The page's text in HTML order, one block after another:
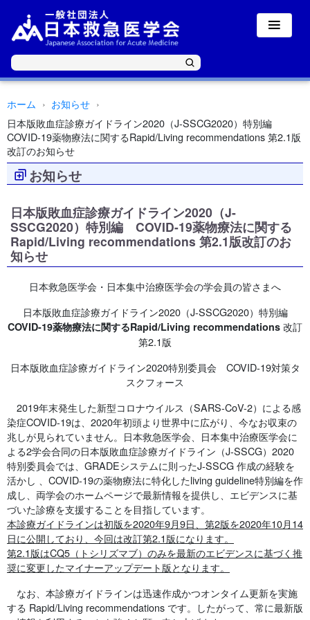
ホーム
お知らせ
日本版敗血症診療ガイドライン2020（J-SSCG2020）特別編
COVID-19薬物療法に関するRapid/Living recommendations 第2.1版
改訂のお知らせ
お知らせ
日本版敗血症診療ガイドライン2020（J-
SSCG2020）特別編 COVID-19薬物療法に関する
Rapid/Living recommendations 第2.1版改訂のお
知らせ
日本救急医学会・日本集中治療医学会の学会員の皆さまへ
日本版敗血症診療ガイドライン2020（J-SSCG2020）特別編
COVID-19薬物療法に関するRapid/Living recommendations 改訂
第2.1版
日本版敗血症診療ガイドライン2020特別委員会 COVID-19対策タ
スクフォース
2019年末発生した新型コロナウイルス（SARS-CoV-2）による感
染症COVID-19は、2020年初頭より世界中に広がり、今なお収束の
兆しが見られていません。日本救急医学会、日本集中治療医学会に
よる2学会合同の日本版敗血症診療ガイドライン（J-SSCG）2020
特別委員会では、GRADEシステムに則ったJ-SSCG 作成の経験を
活かし 、COVID-19の薬物療法に特化したliving guideline特別編を作
成し、両学会のホームページで最新情報を提供し、エビデンスに基
づいた診療を支援することを目指しています。
本診療ガイドラインは初版を2020年9月9日、第2版を2020年10月14
日に公開しており、今回は改訂第2.1版になります。
第2.1版はCQ5（トシリズマブ）のみを最新のエビデンスに基づく推
奨に変更したマイナーアップデート版となります。
なお、本診療ガイドラインは迅速作成かつオンタイム更新を実施
する Rapid/Living recommendations です。したがって、常に最新版